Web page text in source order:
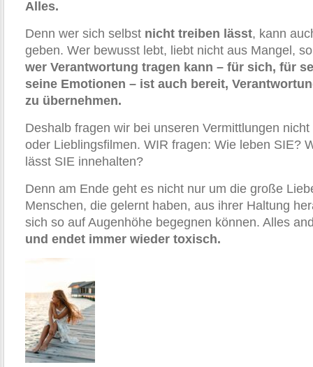
Alles.
Denn wer sich selbst nicht treiben lässt, kann
geben. Wer bewusst lebt, liebt nicht aus Mangel,
wer Verantwortung tragen kann – für sich, für
seine Emotionen – ist auch bereit,
zu übernehmen.
Deshalb fragen wir bei unseren Vermittlungen
oder Lieblingsfilmen. WIR fragen: Wie leben SIE?
lässt SIE innehalten?
Denn am Ende geht es nicht nur um die große
Menschen, die gelernt haben, aus ihrer Haltung
sich so auf Augenhöhe begegnen können. Alles
und endet immer wieder toxisch.